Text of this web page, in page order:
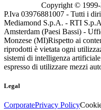
Copyright © 1999-
P.Iva 03976881007 - Tutti i
Mediamond S.p.A. - RTI
Amsterdam (Paesi Bassi) -
Monzese (MI)Rispetto ai
riprodotti è vietata ogni
sistemi di intelligenza
espresso di utilizzare mezzi
Legal
CorporatePrivacy Policy